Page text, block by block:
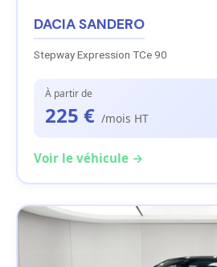
DACIA SANDERO
Stepway Expression TCe 90
À partir de
225 € /mois HT
Voir le véhicule →